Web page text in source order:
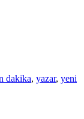
dakika, yazar, yeni